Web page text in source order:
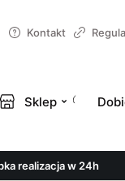
Kontakt
Sklep
realizacja w 24h